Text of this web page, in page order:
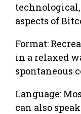
aspects of
Format:
in a relaxed
spontaneous
Language:
can also